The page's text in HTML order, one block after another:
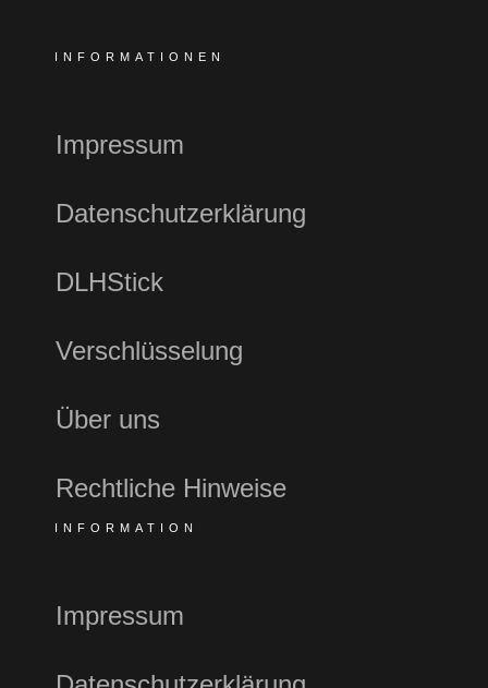
INFORMATIONEN
Impressum
Datenschutzerklärung
DLHStick
Verschlüsselung
Über uns
Rechtliche Hinweise
INFORMATION
Impressum